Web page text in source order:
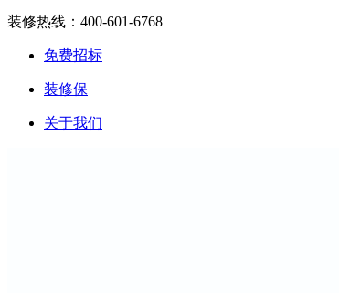
装修热线： 400-601-6768
免费招标
装修保
关于我们